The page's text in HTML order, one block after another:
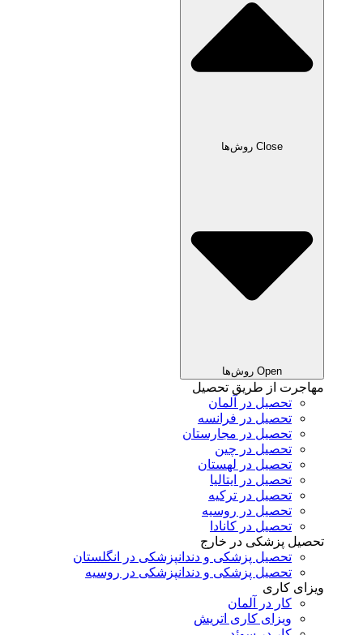
Close روش‌ها
Open روش‌ها
مهاجرت از طریق تحصیل
تحصیل در آلمان
تحصیل در فرانسه
تحصیل در مجارستان
تحصیل در چین
تحصیل در لهستان
تحصیل در ایتالیا
تحصیل در ترکیه
تحصیل در روسیه
تحصیل در کانادا
تحصیل پزشکی در خارج
تحصیل پزشکی و دندانپزشکی در انگلستان
تحصیل پزشکی و دندانپزشکی در روسیه
ویزای کاری
کار در آلمان
ویزای کاری اتریش